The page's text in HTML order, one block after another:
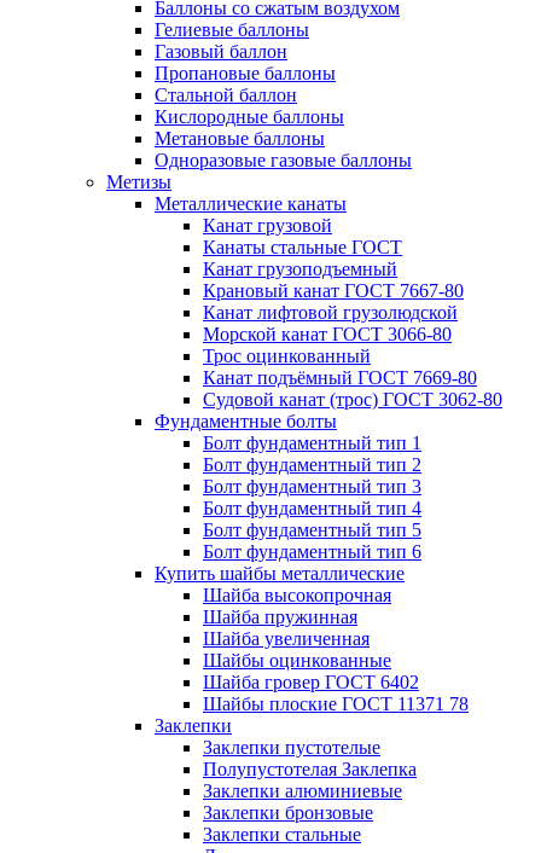
Баллоны со сжатым воздухом
Гелиевые баллоны
Газовый баллон
Пропановые баллоны
Стальной баллон
Кислородные баллоны
Метановые баллоны
Одноразовые газовые баллоны
Метизы
Металлические канаты
Канат грузовой
Канаты стальные ГОСТ
Канат грузоподъемный
Крановый канат ГОСТ 7667-80
Канат лифтовой грузолюдской
Морской канат ГОСТ 3066-80
Трос оцинкованный
Канат подъёмный ГОСТ 7669-80
Судовой канат (трос) ГОСТ 3062-80
Фундаментные болты
Болт фундаментный тип 1
Болт фундаментный тип 2
Болт фундаментный тип 3
Болт фундаментный тип 4
Болт фундаментный тип 5
Болт фундаментный тип 6
Купить шайбы металлические
Шайба высокопрочная
Шайба пружинная
Шайба увеличенная
Шайбы оцинкованные
Шайба гровер ГОСТ 6402
Шайбы плоские ГОСТ 11371 78
Заклепки
Заклепки пустотелые
Полупустотелая Заклепка
Заклепки алюминиевые
Заклепки бронзовые
Заклепки стальные